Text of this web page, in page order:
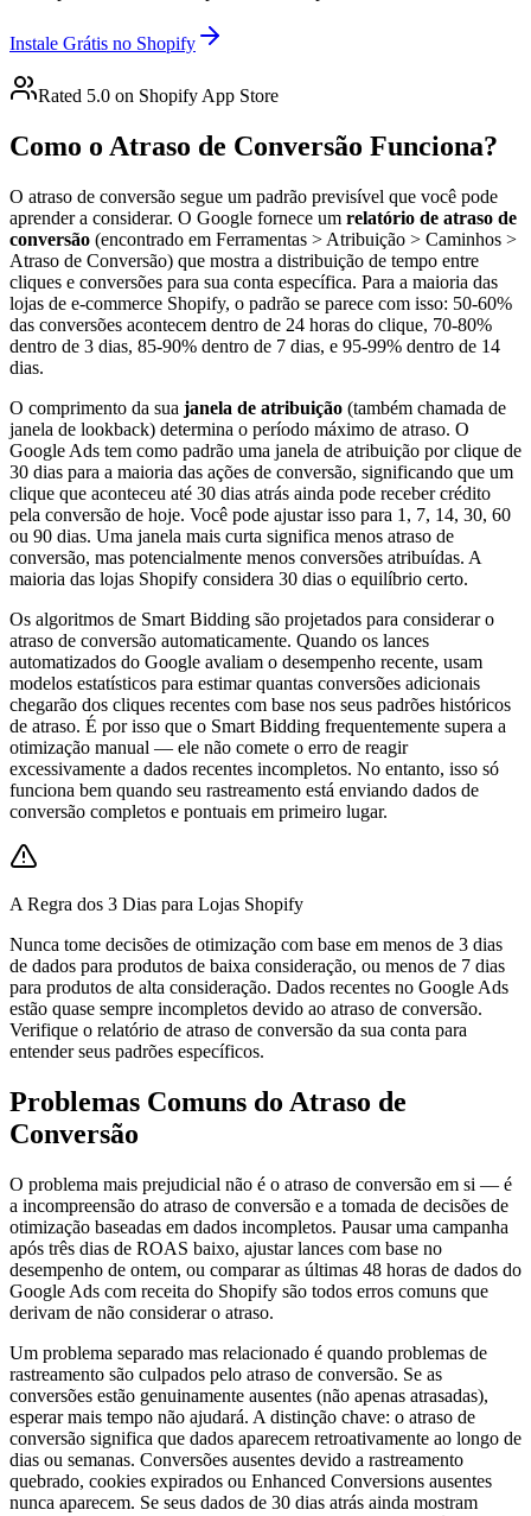
Instale Grátis no Shopify
Rated 5.0 on Shopify App Store
Como o Atraso de Conversão Funciona?
O atraso de conversão segue um padrão previsível que você pode
aprender a considerar. O Google fornece um relatório de atraso de
conversão (encontrado em Ferramentas > Atribuição > Caminhos >
Atraso de Conversão) que mostra a distribuição de tempo entre
cliques e conversões para sua conta específica. Para a maioria das
lojas de e-commerce Shopify, o padrão se parece com isso: 50-60%
das conversões acontecem dentro de 24 horas do clique, 70-80%
dentro de 3 dias, 85-90% dentro de 7 dias, e 95-99% dentro de 14
dias.
O comprimento da sua janela de atribuição (também chamada de
janela de lookback) determina o período máximo de atraso. O
Google Ads tem como padrão uma janela de atribuição por clique de
30 dias para a maioria das ações de conversão, significando que um
clique que aconteceu até 30 dias atrás ainda pode receber crédito
pela conversão de hoje. Você pode ajustar isso para 1, 7, 14, 30, 60
ou 90 dias. Uma janela mais curta significa menos atraso de
conversão, mas potencialmente menos conversões atribuídas. A
maioria das lojas Shopify considera 30 dias o equilíbrio certo.
Os algoritmos de Smart Bidding são projetados para considerar o
atraso de conversão automaticamente. Quando os lances
automatizados do Google avaliam o desempenho recente, usam
modelos estatísticos para estimar quantas conversões adicionais
chegarão dos cliques recentes com base nos seus padrões históricos
de atraso. É por isso que o Smart Bidding frequentemente supera a
otimização manual — ele não comete o erro de reagir
excessivamente a dados recentes incompletos. No entanto, isso só
funciona bem quando seu rastreamento está enviando dados de
conversão completos e pontuais em primeiro lugar.
A Regra dos 3 Dias para Lojas Shopify
Nunca tome decisões de otimização com base em menos de 3 dias
de dados para produtos de baixa consideração, ou menos de 7 dias
para produtos de alta consideração. Dados recentes no Google Ads
estão quase sempre incompletos devido ao atraso de conversão.
Verifique o relatório de atraso de conversão da sua conta para
entender seus padrões específicos.
Problemas Comuns do Atraso de
Conversão
O problema mais prejudicial não é o atraso de conversão em si — é
a incompreensão do atraso de conversão e a tomada de decisões de
otimização baseadas em dados incompletos. Pausar uma campanha
após três dias de ROAS baixo, ajustar lances com base no
desempenho de ontem, ou comparar as últimas 48 horas de dados do
Google Ads com receita do Shopify são todos erros comuns que
derivam de não considerar o atraso.
Um problema separado mas relacionado é quando problemas de
rastreamento são culpados pelo atraso de conversão. Se as
conversões estão genuinamente ausentes (não apenas atrasadas),
esperar mais tempo não ajudará. A distinção chave: o atraso de
conversão significa que dados aparecem retroativamente ao longo de
dias ou semanas. Conversões ausentes devido a rastreamento
quebrado, cookies expirados ou Enhanced Conversions ausentes
nunca aparecem. Se seus dados de 30 dias atrás ainda mostram